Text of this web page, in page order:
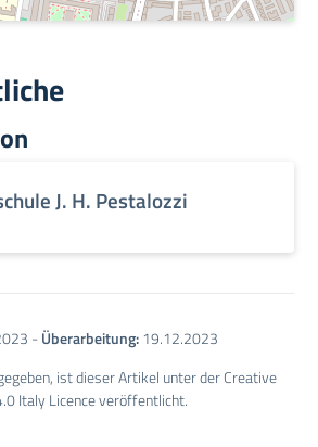
J. H. Pestalozzi
-Überarbeitung:19.12.2023
ist dieser Artikel unter der Creative
Italy Licence veröffentlicht.